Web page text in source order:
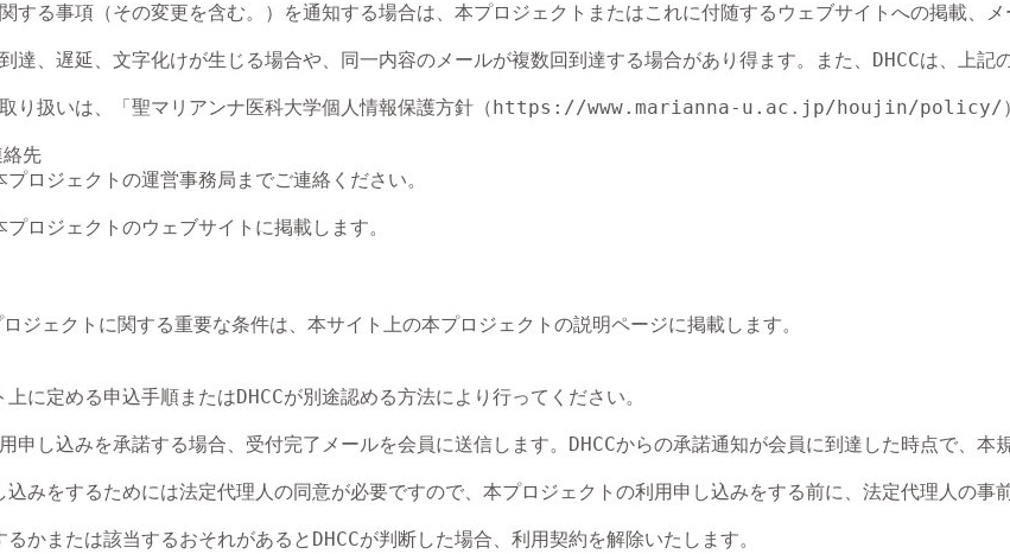
する事項（その変更を含む。）を通知する場合は、本プロジェクトまたはこれに付随するウェブサイトへの掲載、
達、遅延、文字化けが生じる場合や、同一内容のメールが複数回到達する場合があり得ます。また、DHCCは、
の取り扱いは、「聖マリアンナ医科大学個人情報保護方針（https://www.marianna-u.ac.jp/houjin/policy/
先
ロジェクトの運営事務局までご連絡ください。
ロジェクトのウェブサイトに掲載します。
ジェクトに関する重要な条件は、本サイト上の本プロジェクトの説明ページに掲載します。
に定める申込手順またはDHCCが別途認める方法により行ってください。
申し込みを承諾する場合、受付完了メールを会員に送信します。DHCCからの承諾通知が会員に到達した時点で、
みをするためには法定代理人の同意が必要ですので、本プロジェクトの利用申し込みをする前に、法定代理人の
かまたは該当するおそれがあるとDHCCが判断した場合、利用契約を解除いたします。